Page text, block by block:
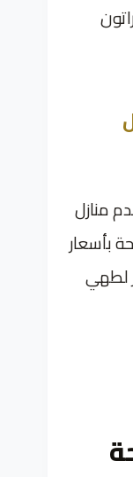
منازل
بأسعار
لطهي